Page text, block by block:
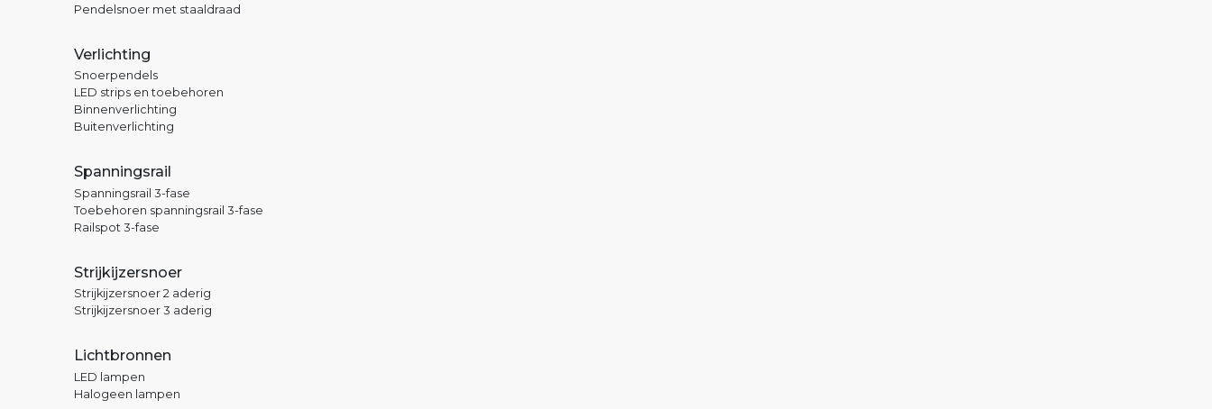
Pendelsnoer met staaldraad
Verlichting
Snoerpendels
LED strips en toebehoren
Binnenverlichting
Buitenverlichting
Spanningsrail
Spanningsrail 3-fase
Toebehoren spanningsrail 3-fase
Railspot 3-fase
Strijkijzersnoer
Strijkijzersnoer 2 aderig
Strijkijzersnoer 3 aderig
Lichtbronnen
LED lampen
Halogeen lampen